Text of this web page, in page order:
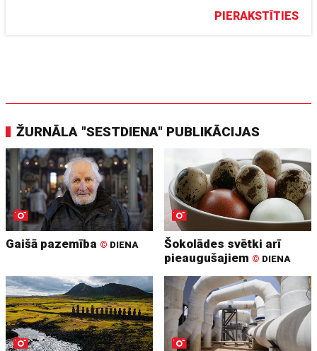
PIERAKSTĪTIES
ŽURNĀLA "SESTDIENA" PUBLIKĀCIJAS
Gaišā pazemība © DIENA
Šokolādes svētki arī
pieaugušajiem © DIENA